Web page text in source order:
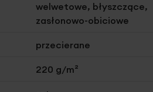
welwetowe, błyszczące,
zasłonowo-obiciowe
przecierane
220 g/m²